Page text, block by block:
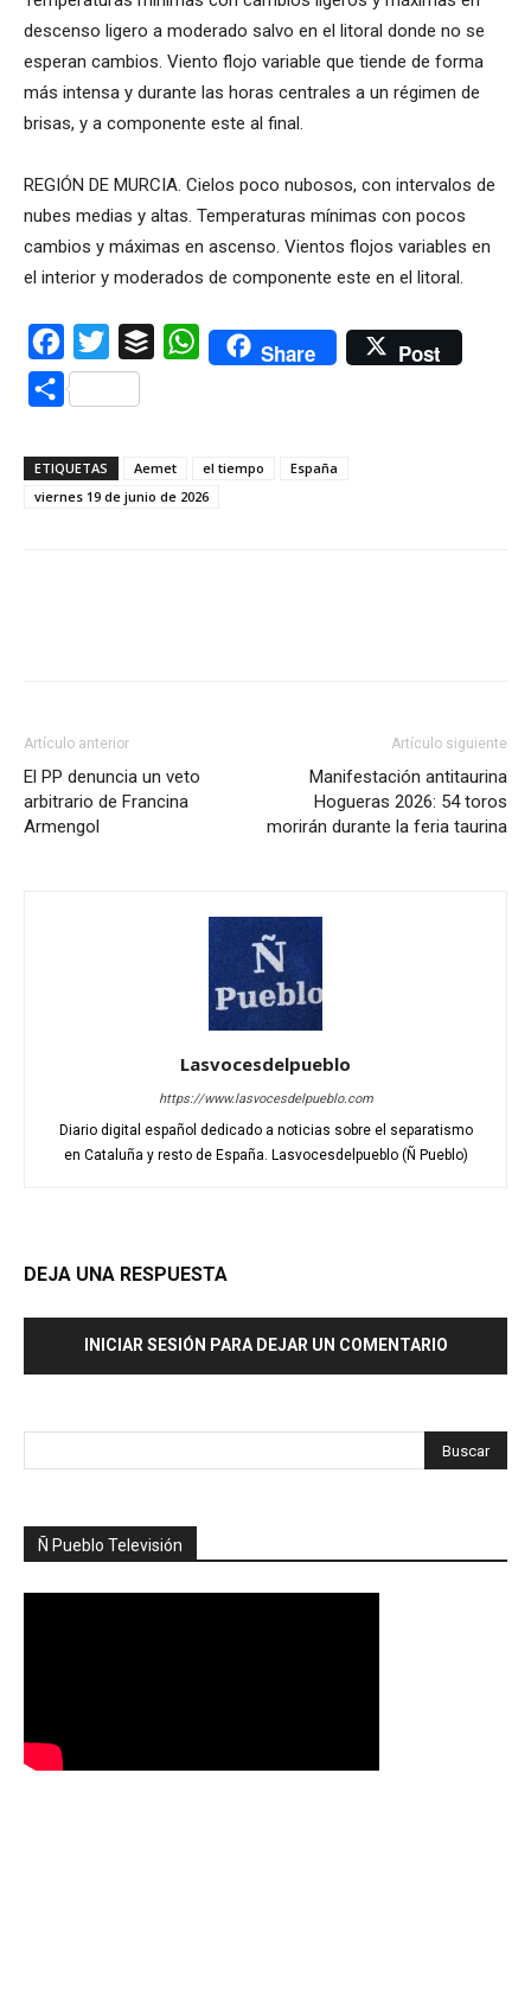
descenso ligero a moderado salvo en el litoral donde no se
esperan cambios. Viento flojo variable que tiende de forma
más intensa y durante las horas centrales a un régimen de
brisas, y a componente este al final.
REGIÓN DE MURCIA. Cielos poco nubosos, con intervalos de
nubes medias y altas. Temperaturas mínimas con pocos
cambios y máximas en ascenso. Vientos flojos variables en
el interior y moderados de componente este en el litoral.
Facebook
Twitter Buffer WhatsAppShare Post
Compartir
ETIQUETAS Aemet el tiempo
España
viernes 19 de junio de 2026
Artículo anterior
El PP denuncia un veto
arbitrario de Francina
Armengol
Artículo siguiente
Manifestación antitaurina
Hogueras 2026: 54 toros
morirán durante la feria taurina
Lasvocesdelpueblo
https://www.lasvocesdelpueblo.com
Diario digital español dedicado a noticias sobre el separatismo
en Cataluña y resto de España. Lasvocesdelpueblo (Ñ Pueblo)
DEJA UNA RESPUESTA
INICIAR SESIÓN PARA DEJAR UN COMENTARIO
Ñ Pueblo Televisión